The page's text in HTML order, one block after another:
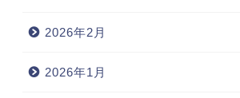
2026年2月
2026年1月